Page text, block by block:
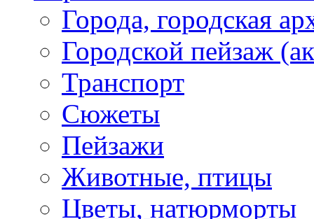
Города, городская
Городской пейзаж
Транспорт
Сюжеты
Пейзажи
Животные, птицы
Цветы, натюрморты